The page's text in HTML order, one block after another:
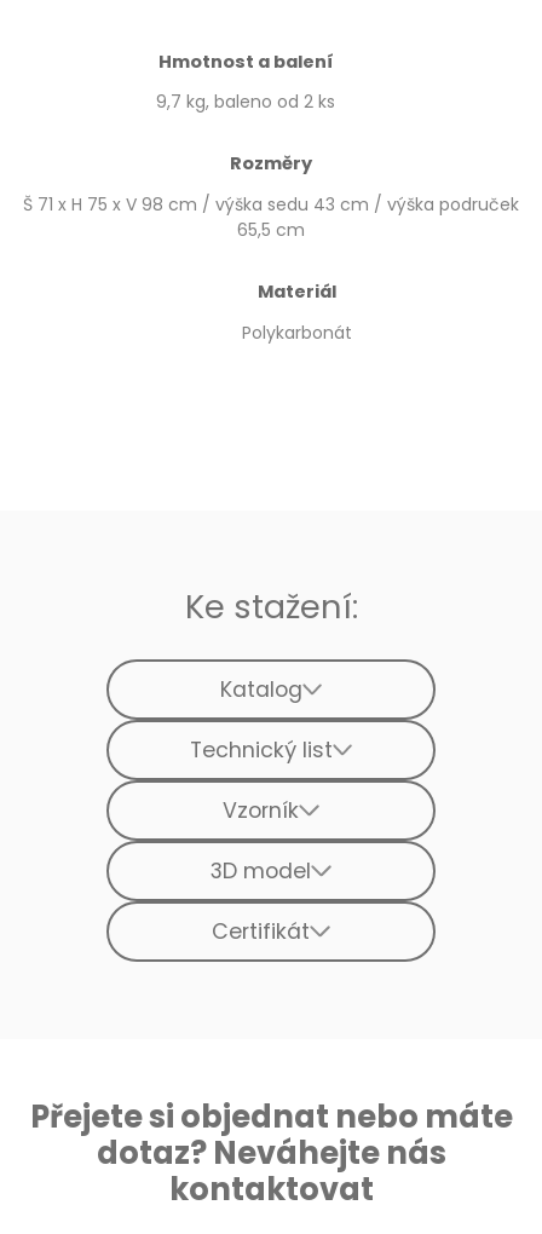
Hmotnost a balení
9,7 kg, baleno od 2 ks
Rozměry
Š 71 x H 75 x V 98 cm / výška sedu 43 cm / výška područek
65,5 cm
Materiál
Polykarbonát
Ke stažení:
Katalog
Technický list
Vzorník
3D model
Certifikát
Přejete si objednat nebo máte
dotaz? Neváhejte nás
kontaktovat